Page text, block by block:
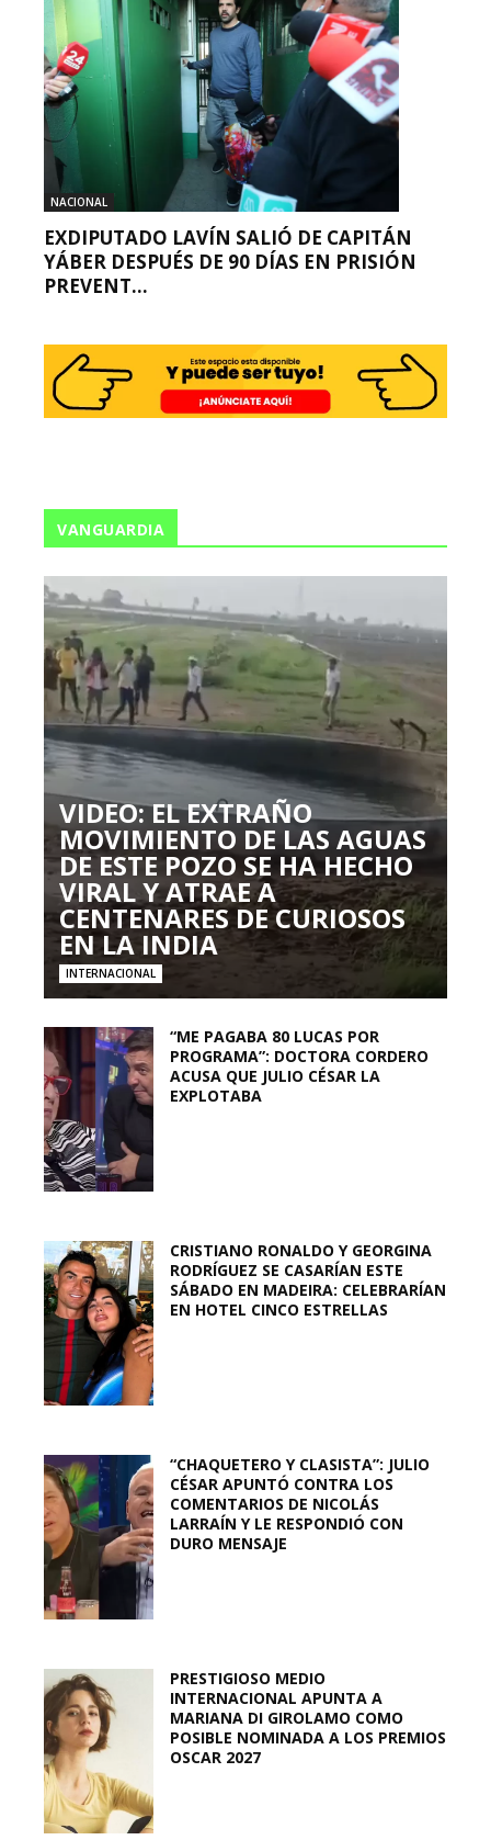
NACIONAL
EXDIPUTADO LAVÍN SALIÓ DE CAPITÁN
YÁBER DESPUÉS DE 90 DÍAS EN PRISIÓN
PREVENT...
VANGUARDIA
VIDEO: EL EXTRAÑO
MOVIMIENTO DE LAS AGUAS
DE ESTE POZO SE HA HECHO
VIRAL Y ATRAE A
CENTENARES DE CURIOSOS
EN LA INDIA
INTERNACIONAL
“ME PAGABA 80 LUCAS POR
PROGRAMA”: DOCTORA CORDERO
ACUSA QUE JULIO CÉSAR LA
EXPLOTABA
CRISTIANO RONALDO Y GEORGINA
RODRÍGUEZ SE CASARÍAN ESTE
SÁBADO EN MADEIRA: CELEBRARÍAN
EN HOTEL CINCO ESTRELLAS
“CHAQUETERO Y CLASISTA”: JULIO
CÉSAR APUNTÓ CONTRA LOS
COMENTARIOS DE NICOLÁS
LARRAÍN Y LE RESPONDIÓ CON
DURO MENSAJE
PRESTIGIOSO MEDIO
INTERNACIONAL APUNTA A
MARIANA DI GIROLAMO COMO
POSIBLE NOMINADA A LOS PREMIOS
OSCAR 2027